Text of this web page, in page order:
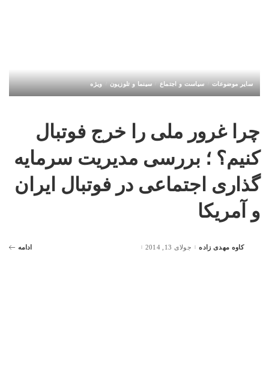
سایر موضوعات سیاست و اجتماع سینما و تلوزیون ویژه
چرا غرور ملی را خرج فوتبال
کنیم؟ ؛ بررسی مدیریت سرمایه
گذاری اجتماعی در فوتبال ایران
و آمریکا
Postedکاوه مهدی زاده جولای 13, 2014 ادامه